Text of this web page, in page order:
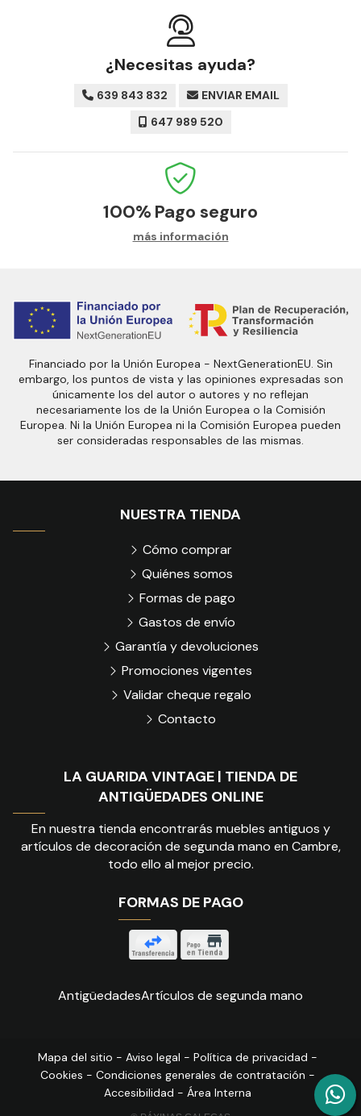
¿Necesitas ayuda?
639 843 832
ENVIAR EMAIL
647 989 520
100% Pago seguro
más información
Financiado por la Unión Europea - NextGenerationEU. Sin
embargo, los puntos de vista y las opiniones expresadas son
únicamente los del autor o autores y no reflejan
necesariamente los de la Unión Europea o la Comisión
Europea. Ni la Unión Europea ni la Comisión Europea pueden
ser consideradas responsables de las mismas.
LA GUARIDA VINTAGE | TIENDA DE
ANTIGÜEDADES ONLINE
En nuestra tienda encontrarás muebles antiguos y
artículos de decoración de segunda mano en Cambre,
todo ello al mejor precio.
FORMAS DE PAGO
NUESTRA TIENDA
Cómo comprar
Quiénes somos
Formas de pago
Gastos de envío
Garantía y devoluciones
Promociones vigentes
Validar cheque regalo
Contacto
AntigüedadesArtículos de segunda mano
Mapa del sitio - Aviso legal - Política de privacidad -
Cookies - Condiciones generales de contratación -
Accesibilidad - Área Interna